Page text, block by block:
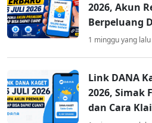
2026, Akun
Berpeluang
1 minggu yang lalu
Link DANA
2026, Simak
dan Cara